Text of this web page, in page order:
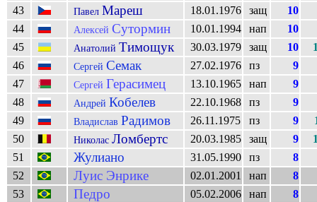
43
Павел Мареш 18.01.1976 защ
10
44
Алексей Сутормин 10.01.1994 нап
10
45
Анатолий Тимощук 30.03.1979 защ 10
46
Сергей Семак 27.02.1976 пз
9
47
Сергей Герасимец 13.10.1965 нап
9
48
Андрей Кобелев 22.10.1968 пз
9
49
Владислав Радимов 26.11.1975 пз 9
50
Николас Ломбертс 20.03.1985 защ 9
51
Жулиано 31.05.1990 пз
8
52
Луис Энрике 02.01.2001 нап
8
53
Педро 05.02.2006 нап
8